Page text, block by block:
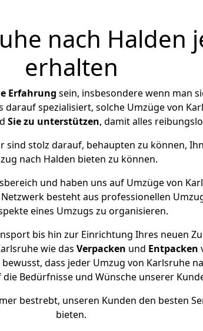
nach Halden
erhalten
Erfahrung sein, insbesondere wenn man
spezialisiert, solche Umzüge von
Sie zu unterstützen, damit alles
sind stolz darauf, behaupten zu können,
nach Halden bieten zu können.
und haben uns auf Umzüge von
besteht aus professionellen
eines Umzugs zu organisieren.
bis hin zur Einrichtung Ihres neuen
wie das Verpacken und Entpacken
dass jeder Umzug von Karlsruhe
Bedürfnisse und Wünsche unserer
bestrebt, unseren Kunden den besten
bieten.